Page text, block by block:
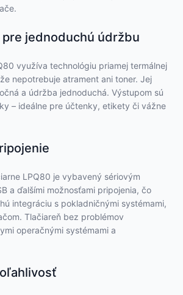
pre jednoduchú údržbu
využíva technológiu priamej termálnej
nepotrebuje atrament ani toner. Jej
a údržba jednoduchá. Výstupom sú
– ideálne pre účtenky, etikety či vážne
LPQ80 je vybavený sériovým
a ďalšími možnosťami pripojenia, čo
integráciu s pokladničnými systémami,
Tlačiareň bez problémov
operačnými systémami a